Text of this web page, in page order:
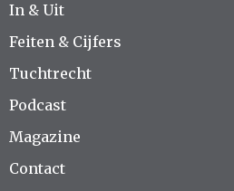
In & Uit
Feiten & Cijfers
Tuchtrecht
Podcast
Magazine
Contact